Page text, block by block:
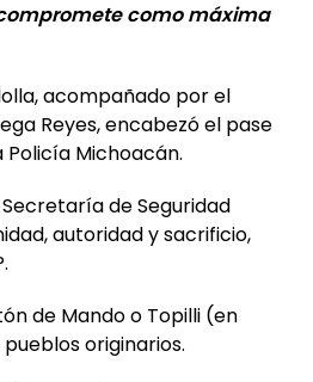
como máxima
acompañado por el
Reyes, encabezó el pase
Michoacán.
de Seguridad
autoridad y sacrificio,
de Mando o Topilli (en
originarios.